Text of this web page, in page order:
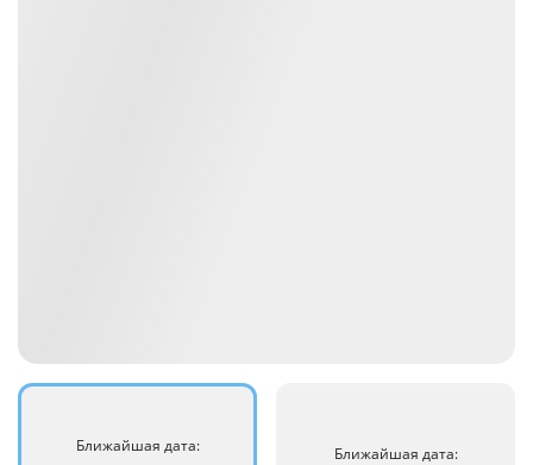
Ближайшая дата:
Ближайшая дата: